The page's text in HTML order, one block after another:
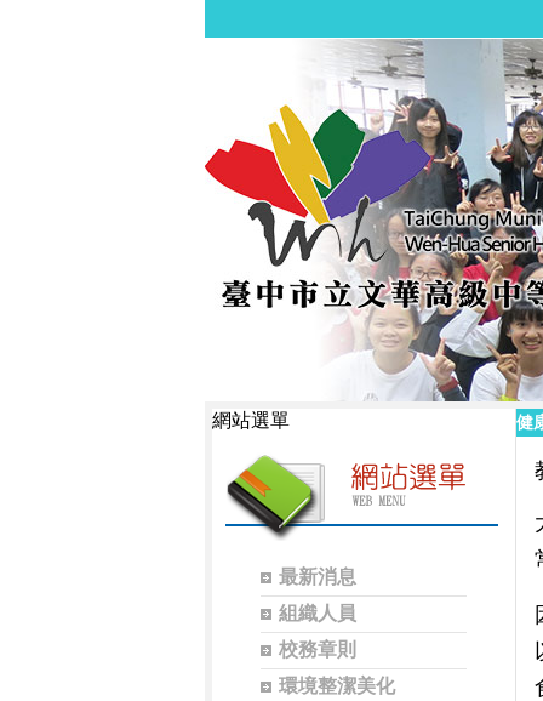
網站選單
最新消息
組織人員
校務章則
環境整潔美化
健